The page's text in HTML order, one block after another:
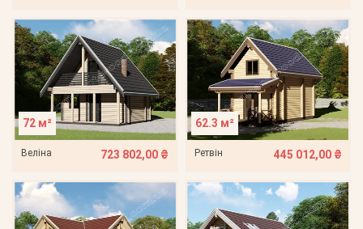
72 м²
Веліна 723 802,00 ₴
62.3 м²
Ретвін 445 012,00 ₴